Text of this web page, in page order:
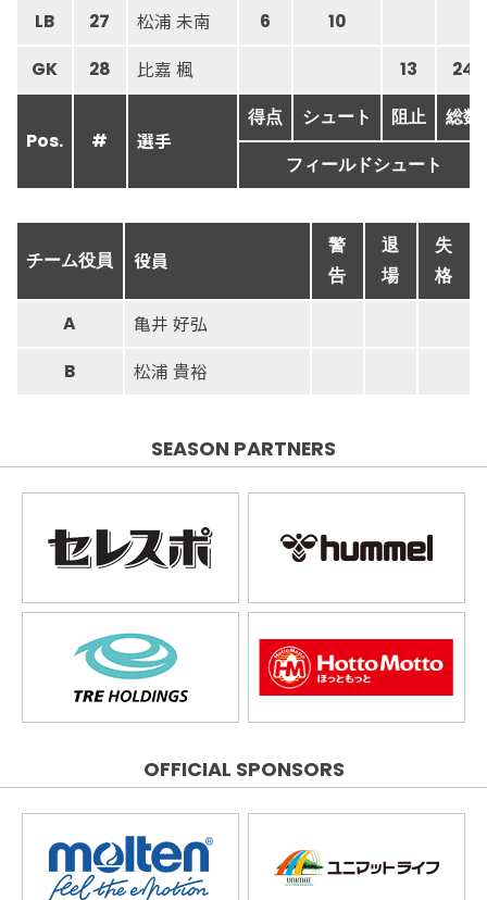
LB 27 松浦 未南 6 10
GK 28 比嘉 楓 13 24
Pos. # 選手
得点 シュート 阻止 総数
フィールドシュート
チーム役員 役員
警
告
退
場
失
格
A 亀井 好弘
B 松浦 貴裕
SEASON PARTNERS
OFFICIAL SPONSORS